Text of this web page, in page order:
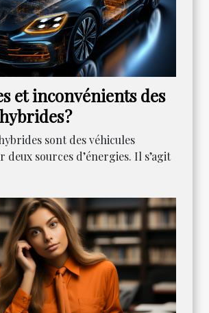
et inconvénients des
?
sont des véhicules
deux sources d’énergies. Il s’agit